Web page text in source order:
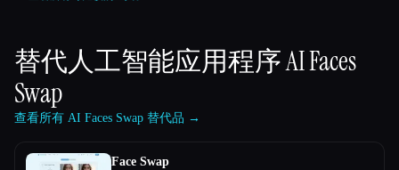
替代人工智能应用程序AI Faces
Swap
查看所有 AI Faces Swap 替代品 →
Face Swap